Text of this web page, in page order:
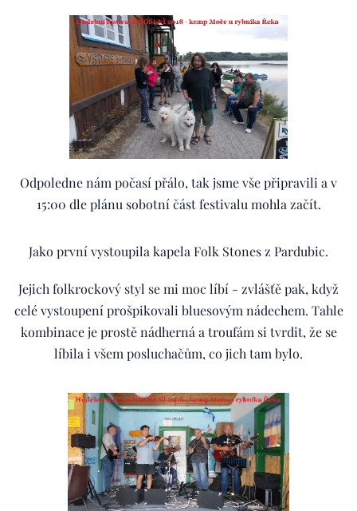
Odpoledne nám počasí přálo, tak jsme vše připravili a v
15:00 dle plánu sobotní část festivalu mohla začít.
Jako první vystoupila kapela Folk Stones z Pardubic.
Jejich folkrockový styl se mi moc líbí - zvlášťě pak, když
celé vystoupení prošpikovali bluesovým nádechem. Tahle
kombinace je prostě nádherná a troufám si tvrdit, že se
líbila i všem posluchačům, co jich tam bylo.